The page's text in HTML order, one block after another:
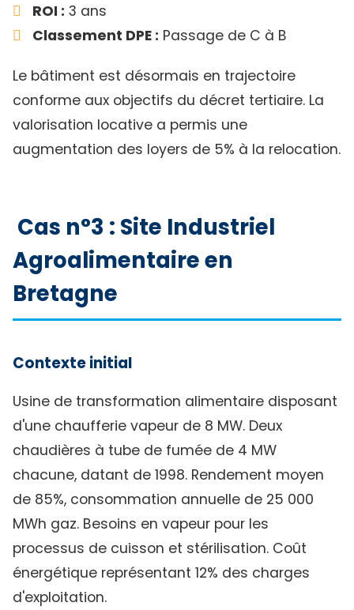
ROI : 3 ans
Classement DPE : Passage de C à B
Le bâtiment est désormais en trajectoire
conforme aux objectifs du décret tertiaire. La
valorisation locative a permis une
augmentation des loyers de 5% à la relocation.
Cas n°3 : Site Industriel
Agroalimentaire en
Bretagne
Contexte initial
Usine de transformation alimentaire disposant
d'une chaufferie vapeur de 8 MW. Deux
chaudières à tube de fumée de 4 MW
chacune, datant de 1998. Rendement moyen
de 85%, consommation annuelle de 25 000
MWh gaz. Besoins en vapeur pour les
processus de cuisson et stérilisation. Coût
énergétique représentant 12% des charges
d'exploitation.